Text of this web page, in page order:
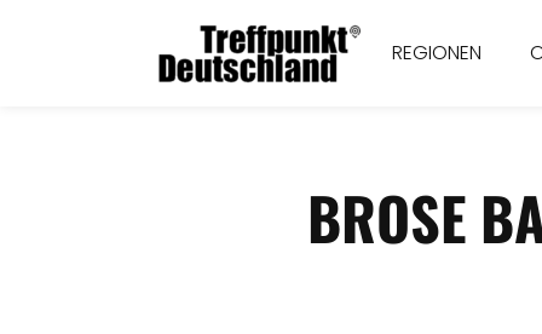
REGIONEN
BROSE